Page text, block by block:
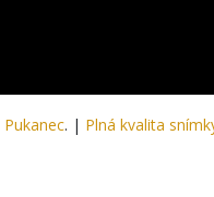
Pukanec. | Plná kvalita